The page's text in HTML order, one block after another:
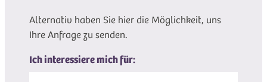
Alternativ haben Sie hier die Möglichkeit, uns
Ihre Anfrage zu senden.
Ich interessiere mich für: